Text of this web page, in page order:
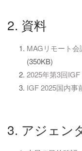
2. 資料
MAGリモート
(350KB)
2025年第3回
IGF 2025国内事
3. アジェン